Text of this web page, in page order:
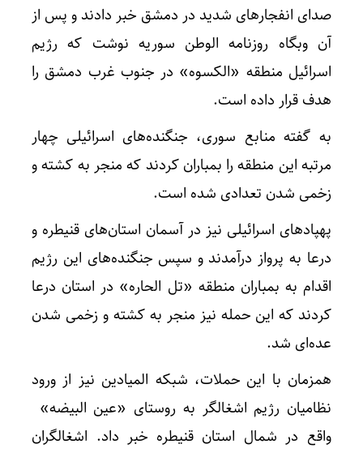
صدای انفجارهای شدید در دمشق خبر دادند و پس از
آن وبگاه روزنامه الوطن سوریه نوشت که رژیم
اسرائیل منطقه «الکسوه» در جنوب غرب دمشق را
هدف قرار داده است.
به گفته منابع سوری، جنگنده‌های اسرائیلی چهار
مرتبه این منطقه را بمباران کردند که منجر به کشته و
زخمی شدن تعدادی شده است.
پهپادهای اسرائیلی نیز در آسمان استان‌های قنیطره و
درعا به پرواز درآمدند و سپس جنگنده‌های این رژیم
اقدام به بمباران منطقه «تل الحاره» در استان درعا
کردند که این حمله نیز منجر به کشته و زخمی شدن
عده‌ای شد.
همزمان با این حملات، شبکه المیادین نیز از ورود
نظامیان رژیم اشغالگر به روستای «عین البیضه»
واقع در شمال استان قنیطره خبر داد. اشغالگران